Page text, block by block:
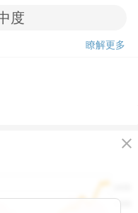
瞭解更多
close
1300